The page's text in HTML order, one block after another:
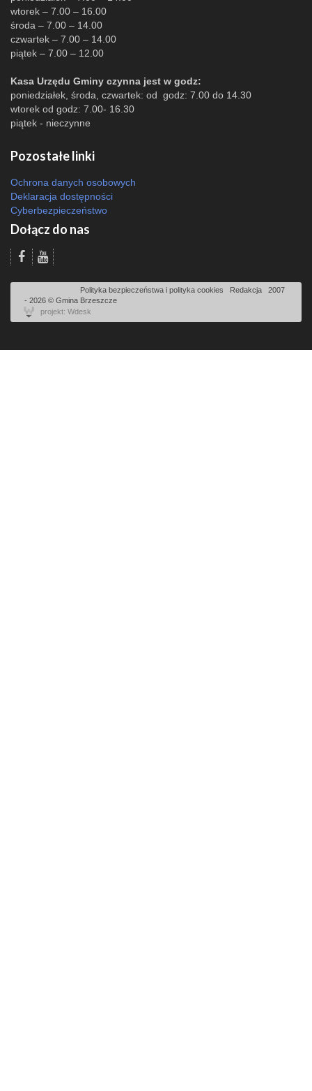
wtorek – 7.00 – 16.00
środa – 7.00 – 14.00
czwartek – 7.00 – 14.00
piątek – 7.00 – 12.00
Kasa Urzędu Gminy czynna jest w godz:
poniedziałek, środa, czwartek: od godz: 7.00 do 14.30
wtorek od godz: 7.00- 16.30
piątek - nieczynne
Pozostałe linki
Ochrona danych osobowych
Deklaracja dostępności
Cyberbezpieczeństwo
Dołącz do nas
Polityka bezpieczeństwa i polityka cookies Redakcja
2007
- 2026 © Gmina Brzeszcze
projekt: Wdesk